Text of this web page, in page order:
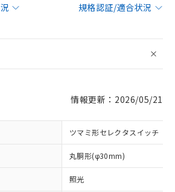
規格認証/適合状況
情報更新：2026/05/21
ツマミ形セレクタスイッチ
丸胴形(φ30mm)
照光